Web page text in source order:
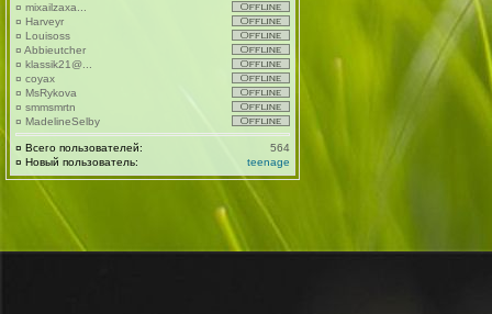
¤ mixailzaxa...
¤ Harveyr
¤ Louisoss
¤ Abbieutcher
¤ klassik21@...
¤ coyax
¤ MsRykova
¤ smmsmrtn
¤ MadelineSelby
¤ Всего пользователей:
564
¤ Новый пользователь: teenage